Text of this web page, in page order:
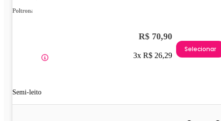
Poltrona
Semi-leito
R$ 70,90
3x R$ 26,29
Selecionar